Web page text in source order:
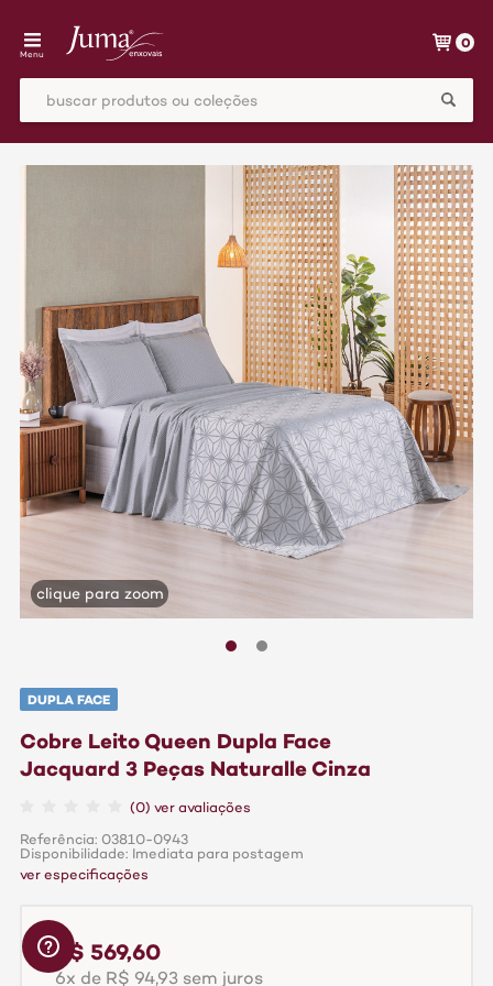
Menu
0
clique para zoom
DUPLA FACE
Cobre Leito Queen Dupla Face
Jacquard 3 Peças Naturalle Cinza
(0) ver avaliações
Referência: 03810-0943
Disponibilidade: Imediata para postagem
ver especificações
R$ 569,60
6x de R$ 94,93 sem juros